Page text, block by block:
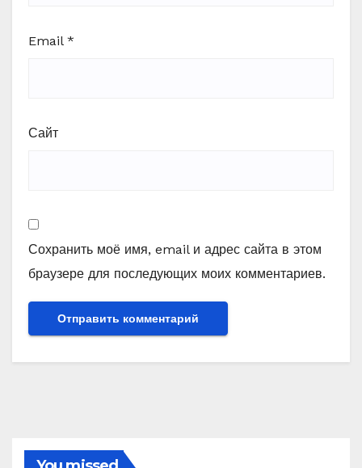
Email *
Сайт
Сохранить моё имя, email и адрес сайта в этом
браузере для последующих моих комментариев.